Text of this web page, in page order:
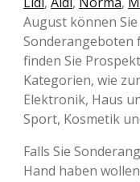
August können
Sonderangeboten
finden Sie
Kategorien, wie
Elektronik, Haus
Sport, Kosmetik
Falls Sie
Hand haben